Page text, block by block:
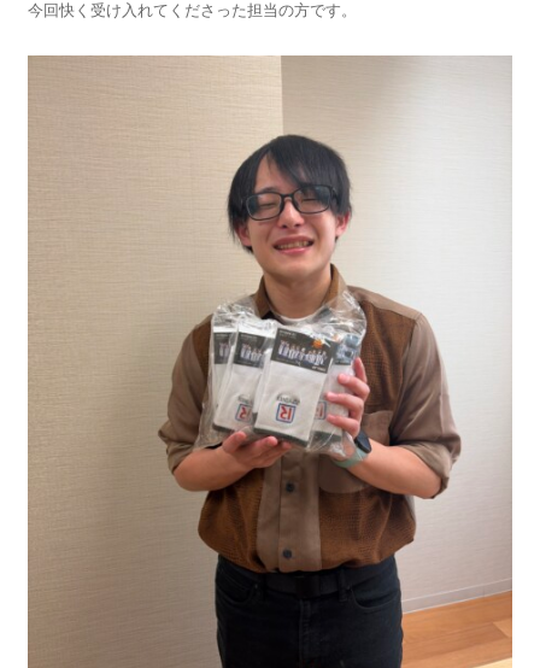
今回快く受け入れてくださった担当の方です。